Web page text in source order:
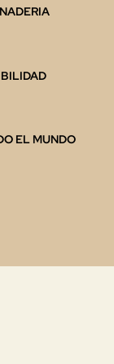
EL MUNDO